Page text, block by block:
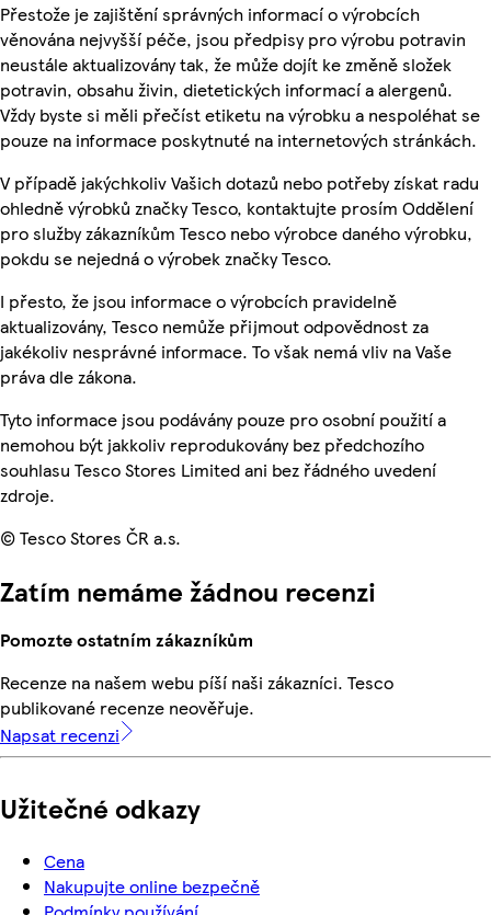
Přestože je zajištění správných informací o výrobcích
věnována nejvyšší péče, jsou předpisy pro výrobu potravin
neustále aktualizovány tak, že může dojít ke změně složek
potravin, obsahu živin, dietetických informací a alergenů.
Vždy byste si měli přečíst etiketu na výrobku a nespoléhat se
pouze na informace poskytnuté na internetových stránkách.
V případě jakýchkoliv Vašich dotazů nebo potřeby získat radu
ohledně výrobků značky Tesco, kontaktujte prosím Oddělení
pro služby zákazníkům Tesco nebo výrobce daného výrobku,
pokdu se nejedná o výrobek značky Tesco.
I přesto, že jsou informace o výrobcích pravidelně
aktualizovány, Tesco nemůže přijmout odpovědnost za
jakékoliv nesprávné informace. To však nemá vliv na Vaše
práva dle zákona.
Tyto informace jsou podávány pouze pro osobní použití a
nemohou být jakkoliv reprodukovány bez předchozího
souhlasu Tesco Stores Limited ani bez řádného uvedení
zdroje.
© Tesco Stores ČR a.s.
Zatím nemáme žádnou recenzi
Pomozte ostatním zákazníkům
Recenze na našem webu píší naši zákazníci. Tesco
publikované recenze neověřuje.
Napsat recenzi
Užitečné odkazy
Cena
Nakupujte online bezpečně